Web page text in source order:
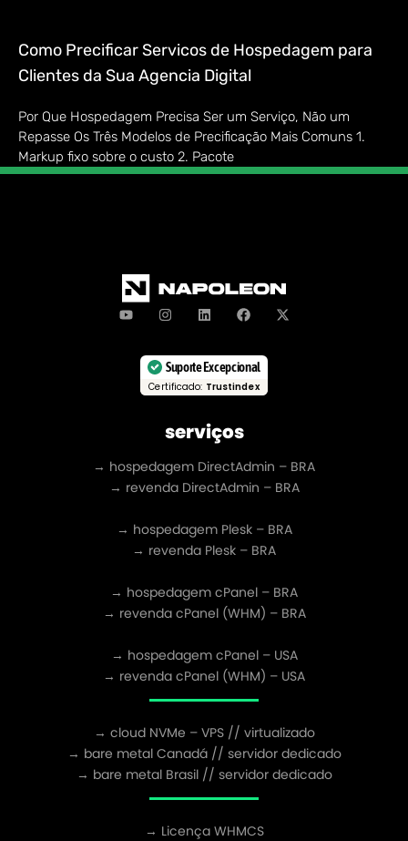
Como Precificar Servicos de Hospedagem para
Clientes da Sua Agencia Digital
Por Que Hospedagem Precisa Ser um Serviço, Não um
Repasse Os Três Modelos de Precificação Mais Comuns 1.
Markup fixo sobre o custo 2. Pacote
Suporte Excepcional
Certificado: Trustindex
serviços
→ hospedagem DirectAdmin – BRA
→ revenda DirectAdmin – BRA
→ hospedagem Plesk – BRA
→ revenda Plesk – BRA
→ hospedagem cPanel – BRA
→ revenda cPanel (WHM) – BRA
→ hospedagem cPanel – USA
→ revenda cPanel (WHM) – USA
→ cloud NVMe – VPS // virtualizado
→ bare metal Canadá // servidor dedicado
→ bare metal Brasil // servidor dedicado
→ Licença WHMCS